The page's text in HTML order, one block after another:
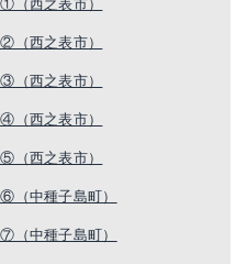
（西之表市）
（西之表市）
（西之表市）
（西之表市）
（西之表市）
（中種子島町）
（中種子島町）